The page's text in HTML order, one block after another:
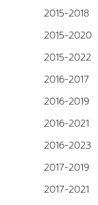
2015-2018
2015-2020
2015-2022
2016-2017
2016-2019
2016-2021
2016-2023
2017-2019
2017-2021